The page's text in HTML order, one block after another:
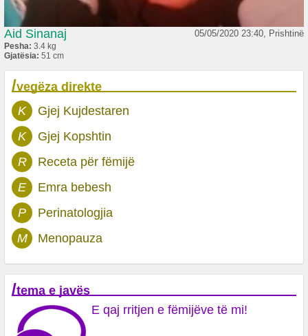
Aid Sinanaj 05/05/2020 23:40, Prishtinë
Pesha: 3.4 kg
Gjatësia: 51 cm
/vegëza direkte
K
Gjej Kujdestaren
K
Gjej Kopshtin
R
Receta për fëmijë
E
Emra bebesh
P
Perinatologjia
M
Menopauza
/tema e javës
E qaj rritjen e fëmijëve të mi!